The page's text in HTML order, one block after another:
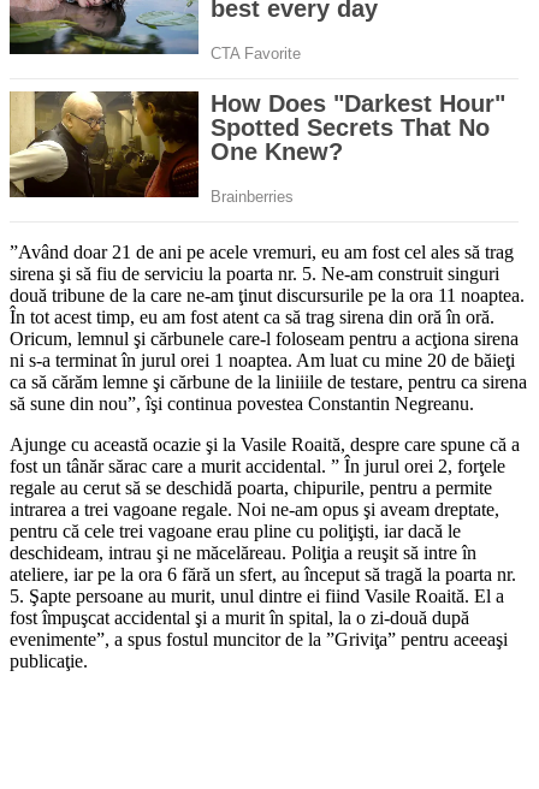
”Având doar 21 de ani pe acele vremuri, eu am fost cel ales să trag
sirena şi să fiu de serviciu la poarta nr. 5. Ne-am construit singuri
două tribune de la care ne-am ţinut discursurile pe la ora 11 noaptea.
În tot acest timp, eu am fost atent ca să trag sirena din oră în oră.
Oricum, lemnul şi cărbunele care-l foloseam pentru a acţiona sirena
ni s-a terminat în jurul orei 1 noaptea. Am luat cu mine 20 de băieţi
ca să cărăm lemne şi cărbune de la liniiile de testare, pentru ca sirena
să sune din nou”, îşi continua povestea Constantin Negreanu.
Ajunge cu această ocazie şi la Vasile Roaită, despre care spune că a
fost un tânăr sărac care a murit accidental. ” În jurul orei 2, forţele
regale au cerut să se deschidă poarta, chipurile, pentru a permite
intrarea a trei vagoane regale. Noi ne-am opus şi aveam dreptate,
pentru că cele trei vagoane erau pline cu poliţişti, iar dacă le
deschideam, intrau şi ne măcelăreau. Poliţia a reuşit să intre în
ateliere, iar pe la ora 6 fără un sfert, au început să tragă la poarta nr.
5. Şapte persoane au murit, unul dintre ei fiind Vasile Roaită. El a
fost împuşcat accidental şi a murit în spital, la o zi-două după
evenimente”, a spus fostul muncitor de la ”Griviţa” pentru aceeaşi
publicaţie.